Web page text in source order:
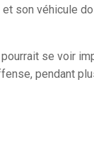
son véhicule
se voir
pendant